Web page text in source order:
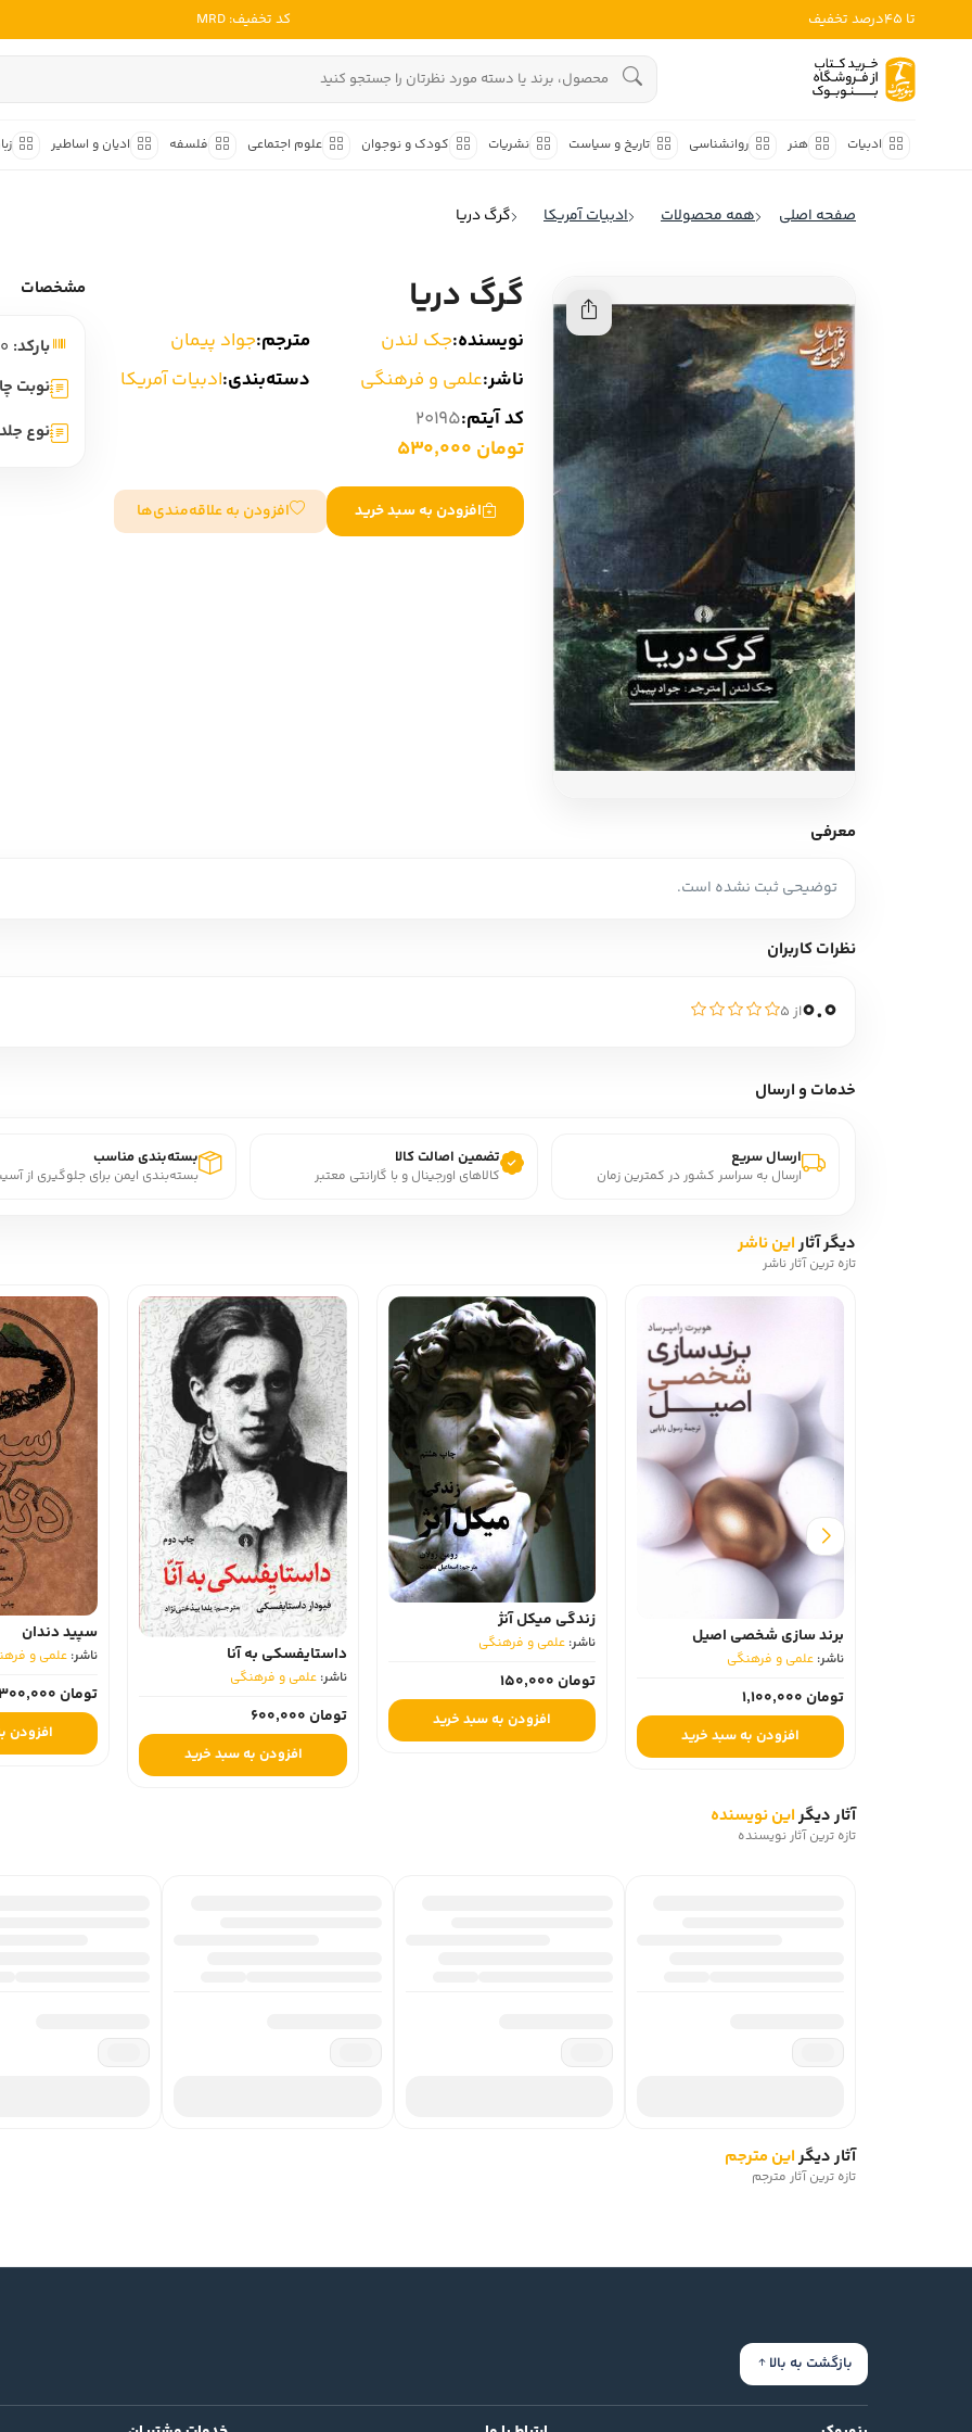
تا 45درصد تخفیف کد تخفیف: MRD
ادبیات هنر روانشناسی تاریخ و سیاست نشریات کودک و نوجوان علوم اجتماعی فلسفه ادیان و اساطیر
ادبیات ایران
ادبیات انگلیس
ادبیات فرانسه
ادبیات ایتالیا
ادبیات روسیه
ادبیات آمریکای لاتین
ادبیات آلمان
ادبیات ترکیه
ادبیات آسیا
سایر کشورهای اروپا
شعر
شرح و
ادبیات
جستار و مقاله
آموزش نویسندگی
زبان شناسی
ادبیات
ادبیات ملل
سایر کشورهای اروپا
صفحه اصلی همه محصولات ادبیات آمریکا گرگ دریا
گرگ دریا
نویسنده:جک لندن مترجم:جواد پیمان
ناشر:علمی و فرهنگی دسته‌بندی:ادبیات آمریکا
کد آیتم:20195
تومان 530,000
افزودن به سبد خرید افزودن به علاقه‌مندی‌ها
مشخصات
بارکد:
نوبت
نوع
معرفی
توضیحی ثبت نشده است.
نظرات کاربران
0.0از ۵
خدمات و ارسال
ارسال سریع
ارسال به سراسر کشور در کمترین زمان
تضمین اصالت کالا
کالاهای اورجینال و با گارانتی معتبر
بسته‌بندی مناسب
بسته‌بندی ایمن برای جلوگیری از
دیگر آثاراین ناشر
تازه ترین آثار ناشر
برند سازی شخصی اصیل
ناشر: علمی و فرهنگی
تومان 1,100,000
افزودن به سبد خرید
زندگی میکل آنژ
ناشر: علمی و فرهنگی
تومان 150,000
افزودن به سبد خرید
داستایفسکی به آنا
ناشر: علمی و فرهنگی
تومان 600,000
افزودن به سبد خرید
سپید دندان
ناشر: علمی و
تومان 300,000
افزودن
آثار دیگراین نویسنده
تازه ترین آثار نویسنده
آثار دیگراین مترجم
تازه ترین آثار مترجم
بازگشت به بالا